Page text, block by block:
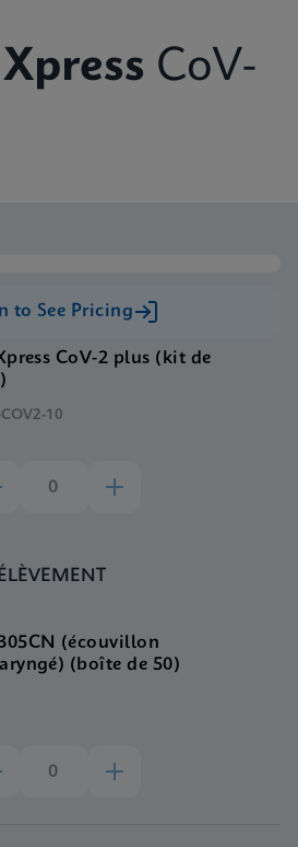
Xpress CoV-
to See Pricing
CoV-2 plus (kit de
COV2-10
(écouvillon
(boîte de 50)